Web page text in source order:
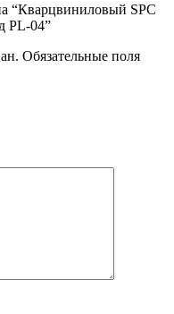
“Кварцвиниловый SPC
PL-04”
Обязательные поля